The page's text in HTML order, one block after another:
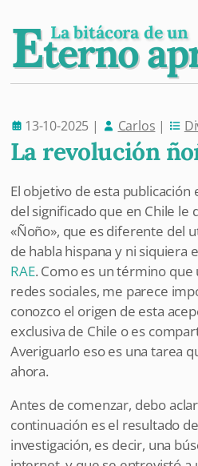
Eterno
La bitácora de un
13-10-2025 | Carlos |
La revolución
El objetivo de esta
del significado que en Chile le
«Ñoño», que es diferente del
de habla hispana y ni siquiera
RAE. Como es un término
redes sociales, me parece
conozco el origen de esta
exclusiva de Chile o es
Averiguarlo eso es una tarea
ahora.
Antes de comenzar, debo
continuación es el resultado
investigación, es decir, una